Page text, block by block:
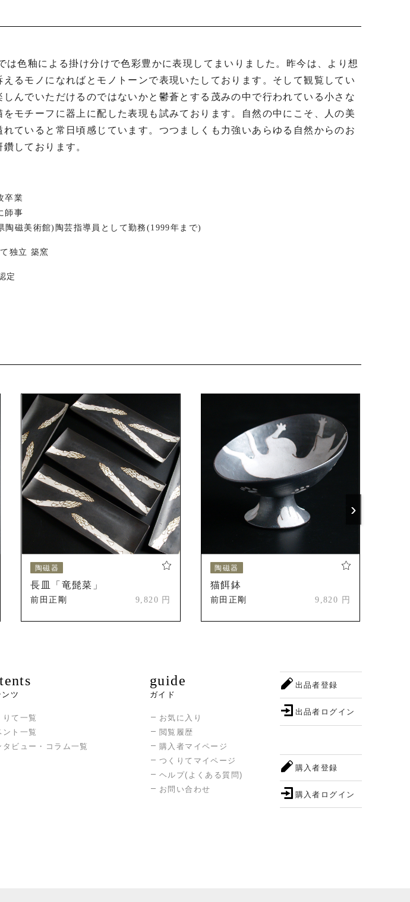
るモノになればとモノトーンで表現いたしております。そして観覧してい
んでいただけるのではないかと鬱蒼とする茂みの中で行われている小さな
モチーフに器上に配した表現も試みております。自然の中にこそ、人の美
ていると常日頃感じています。つつましくも力強いあらゆる自然からのお
しております。
卒業
師事
陶磁美術館)陶芸指導員として勤務(1999年まで)
独立 築窯
定
『鉄絵掛分釉彩高麗天南星紋八方陶匣』収蔵
Art from Japan展』フィラデルフィア美術博物館
『鉄絵掛分釉彩秋桜紋大皿』収蔵
東海伝統工芸展より〜』愛知県陶磁美術館
館
東海伝統工芸展より〜』愛知県陶磁美術館
企画事業「ホモ・ファーベルの断⽚—⼈とものづくりの未来—」
(以後毎年入選)
伝統奨励賞」受賞
(以後数回入選)
伝統工芸展賞」受賞
県知事賞」受賞
陶磁器
長皿「竜髭菜」
前田正剛 9,820 円
陶磁器
猫餌鉢
前田正剛 9,820 円
›
ンツ
りて一覧
ント一覧
タビュー・コラム一覧
guide
ガイド
お気に入り
閲覧履歴
購入者マイページ
つくりてマイページ
ヘルプ(よくある質問)
お問い合わせ
出品者登録
出品者ログイン
購入者登録
購入者ログイン